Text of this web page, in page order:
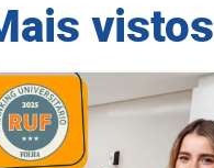
vistos